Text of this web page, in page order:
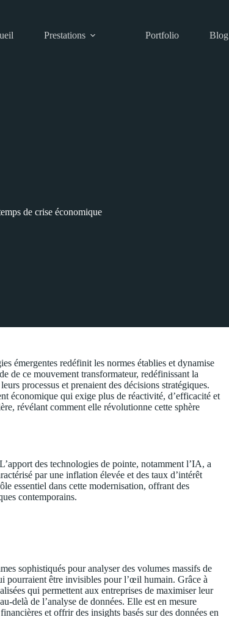
Prestations Portfolio Blog
de crise économique
émergentes redéfinit les normes établies et dynamise
de ce mouvement transformateur, redéfinissant la
processus et prenaient des décisions stratégiques.
économique qui exige plus de réactivité, d’efficacité et
révélant comment elle révolutionne cette sphère
des technologies de pointe, notamment l’IA, a
par une inflation élevée et des taux d’intérêt
essentiel dans cette modernisation, offrant des
contemporains.
sophistiqués pour analyser des volumes massifs de
pourraient être invisibles pour l’œil humain. Grâce à
qui permettent aux entreprises de maximiser leur
delà de l’analyse de données. Elle est en mesure
et offrir des insights basés sur des données en